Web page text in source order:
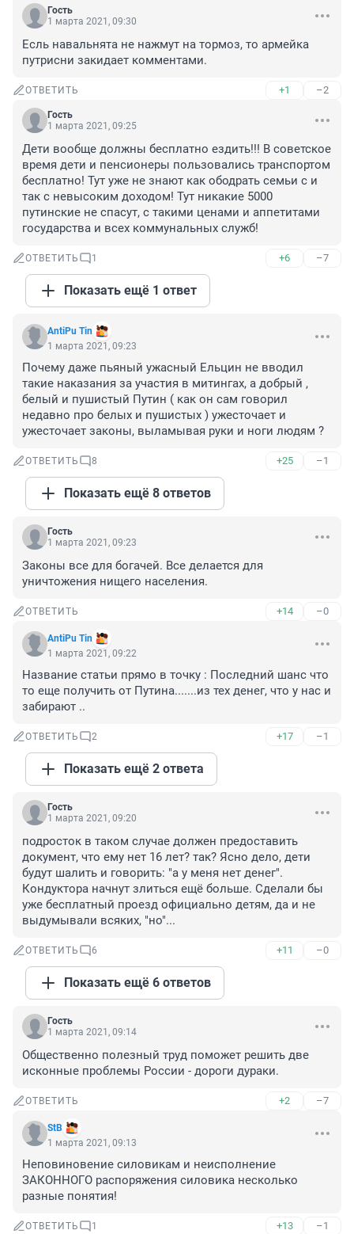
Гость
1 марта 2021, 09:30
Есль навальнята не нажмут на тормоз, то армейка
путрисни закидает комментами.
ОТВЕТИТЬ +1 –2
Гость
1 марта 2021, 09:25
Дети вообще должны бесплатно ездить!!! В советское
время дети и пенсионеры пользовались транспортом
бесплатно! Тут уже не знают как ободрать семьи с и
так с невысоким доходом! Тут никакие 5000
путинские не спасут, с такими ценами и аппетитами
государства и всех коммунальных служб!
ОТВЕТИТЬ 1 +6 –7
Показать ещё 1 ответ
AntiPu Tin
1 марта 2021, 09:23
Почему даже пьяный ужасный Ельцин не вводил
такие наказания за участия в митингах, а добрый ,
белый и пушистый Путин ( как он сам говорил
недавно про белых и пушистых ) ужесточает и
ужесточает законы, выламывая руки и ноги людям ?
ОТВЕТИТЬ 8 +25 –1
Показать ещё 8 ответов
Гость
1 марта 2021, 09:23
Законы все для богачей. Все делается для
уничтожения нищего населения.
ОТВЕТИТЬ +14 –0
AntiPu Tin
1 марта 2021, 09:22
Название статьи прямо в точку : Последний шанс что
то еще получить от Путина.......из тех денег, что у нас и
забирают ..
ОТВЕТИТЬ 2 +17 –1
Показать ещё 2 ответа
Гость
1 марта 2021, 09:20
подросток в таком случае должен предоставить
документ, что ему нет 16 лет? так? Ясно дело, дети
будут шалить и говорить: "а у меня нет денег".
Кондуктора начнут злиться ещё больше. Сделали бы
уже бесплатный проезд официально детям, да и не
выдумывали всяких, "но"...
ОТВЕТИТЬ 6 +11 –0
Показать ещё 6 ответов
Гость
1 марта 2021, 09:14
Общественно полезный труд поможет решить две
исконные проблемы России - дороги дураки.
ОТВЕТИТЬ +2 –7
StB
1 марта 2021, 09:13
Неповиновение силовикам и неисполнение
ЗАКОННОГО распоряжения силовика несколько
разные понятия!
ОТВЕТИТЬ 1 +13 –1